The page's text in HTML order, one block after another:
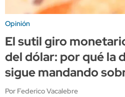
Opinión
El sutil giro
del dólar: por qué la
sigue mandando
Por Federico Vacalebre